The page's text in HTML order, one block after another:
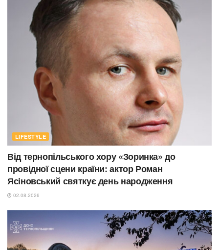
LIFESTYLE
Від тернопільського хору «Зоринка» до
провідної сцени країни: актор Роман
Ясіновський святкує день народження
02.08.2026